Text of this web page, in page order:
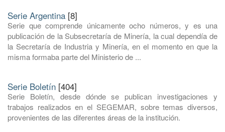
Serie Argentina [8]
Serie que comprende únicamente ocho números, y es una
publicación de la Subsecretaría de Minería, la cual dependía de
la Secretaría de Industria y Minería, en el momento en que la
misma formaba parte del Ministerio de ...
Serie Boletín [404]
Serie Boletín, desde dónde se publican investigaciones y
trabajos realizados en el SEGEMAR, sobre temas diversos,
provenientes de las diferentes áreas de la institución.